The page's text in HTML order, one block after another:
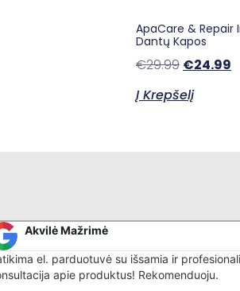
ApaCare & Repair
Dantų Kapos
€29.99 €24.99
Į Krepšelį
Akvilė Mažrimė
el. parduotuvė su išsamia ir
apie produktus! Rekomenduoju.